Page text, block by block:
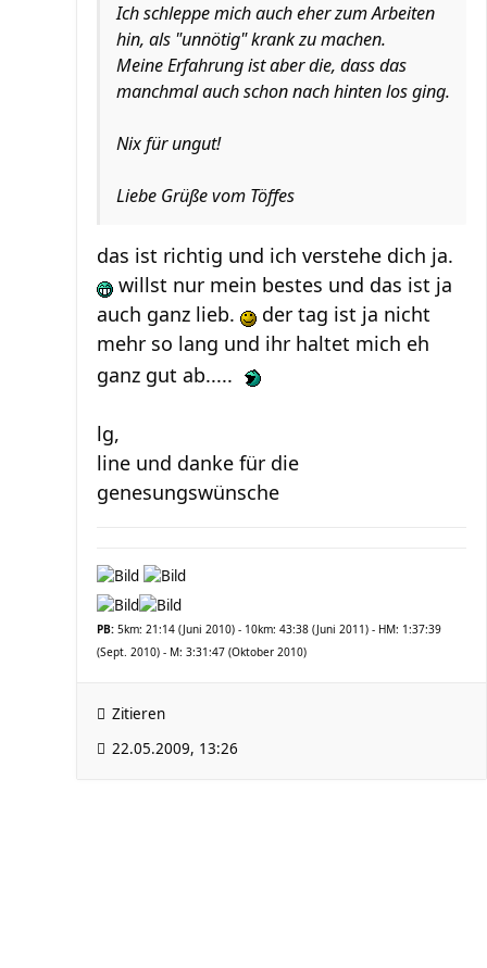
Ich schleppe mich auch eher zum Arbeiten
hin, als "unnötig" krank zu machen.
Meine Erfahrung ist aber die, dass das
manchmal auch schon nach hinten los ging.
Nix für ungut!
Liebe Grüße vom Töffes
das ist richtig und ich verstehe dich ja.
willst nur mein bestes und das ist ja
auch ganz lieb.
der tag ist ja nicht
mehr so lang und ihr haltet mich eh
ganz gut ab.....
lg,
line und danke für die
genesungswünsche
PB: 5km: 21:14 (Juni 2010) - 10km: 43:38 (Juni 2011) - HM: 1:37:39
(Sept. 2010) - M: 3:31:47 (Oktober 2010)
Zitieren
22.05.2009, 13:26